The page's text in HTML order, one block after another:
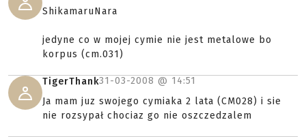
ShikamaruNara
jedyne co w mojej cymie nie jest metalowe bo
korpus (cm.031)
TigerThank31-03-2008 @ 14:51
Ja mam juz swojego cymiaka 2 lata (CM028) i sie
nie rozsypał chociaz go nie oszczedzalem